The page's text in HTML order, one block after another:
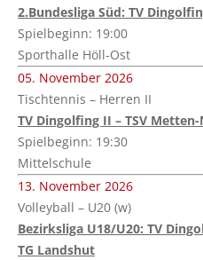
2.Bundesliga Süd: TV
Spielbeginn: 19:00
Sporthalle Höll-Ost
05. November 2026
Tischtennis – Herren II
TV Dingolfing II – TSV
Spielbeginn: 19:30
Mittelschule
13. November 2026
Volleyball – U20 (w)
Bezirksliga U18/U20: TV
TG Landshut